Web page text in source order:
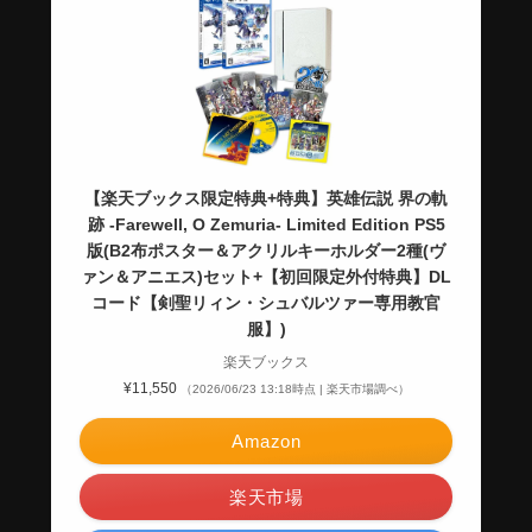
【楽天ブックス限定特典+特典】英雄伝説 界の軌
跡 -Farewell, O Zemuria- Limited Edition PS5
版(B2布ポスター＆アクリルキーホルダー2種(ヴ
ァン＆アニエス)セット+【初回限定外付特典】DL
コード【剣聖リィン・シュバルツァー専用教官
服】)
楽天ブックス
¥11,550
（2026/06/23 13:18時点 | 楽天市場調べ）
Amazon
楽天市場